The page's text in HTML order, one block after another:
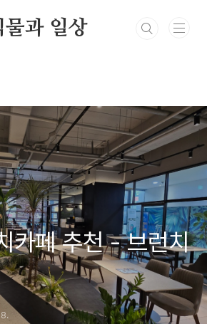
물과 일상
카페 추천 - 브런치